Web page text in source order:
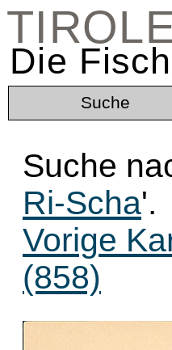
Die
Suche
Suche
Ri-Scha'.
Vorige
(858)